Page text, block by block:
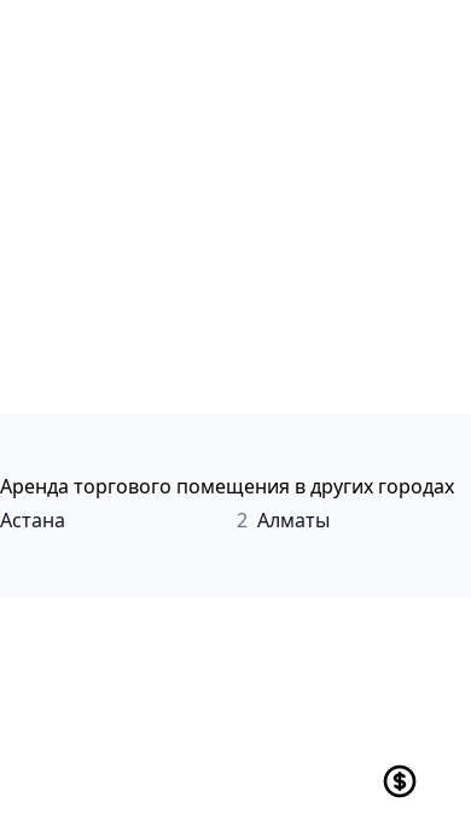
Аренда торгового помещения в других городах
Астана
2 Алматы